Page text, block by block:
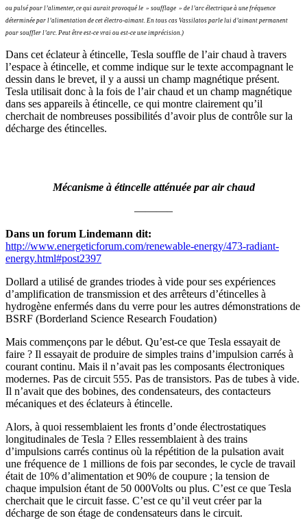
ou pulsé pour l’alimenter, ce qui aurait provoqué le » soufflage » de l’arc électrique à une fréquence
déterminée par l’alimentation de cet électro-aimant. En tous cas Vassilatos parle lui d’aimant permanent
pour souffler l’arc. Peut être est-ce vrai ou est-ce une imprécision.)
Dans cet éclateur à étincelle, Tesla souffle de l’air chaud à travers
l’espace à étincelle, et comme indique sur le texte accompagnant le
dessin dans le brevet, il y a aussi un champ magnétique présent.
Tesla utilisait donc à la fois de l’air chaud et un champ magnétique
dans ses appareils à étincelle, ce qui montre clairement qu’il
cherchait de nombreuses possibilités d’avoir plus de contrôle sur la
décharge des étincelles.
Mécanisme à étincelle atténuée par air chaud
———–
Dans un forum Lindemann dit:
http://www.energeticforum.com/renewable-energy/473-radiant-
energy.html#post2397
Dollard a utilisé de grandes triodes à vide pour ses expériences
d’amplification de transmission et des arrêteurs d’étincelles à
hydrogène enfermés dans du verre pour les autres démonstrations de
BSRF (Borderland Science Research Foudation)
Mais commençons par le début. Qu’est-ce que Tesla essayait de
faire ? Il essayait de produire de simples trains d’impulsion carrés à
courant continu. Mais il n’avait pas les composants électroniques
modernes. Pas de circuit 555. Pas de transistors. Pas de tubes à vide.
Il n’avait que des bobines, des condensateurs, des contacteurs
mécaniques et des éclateurs à étincelle.
Alors, à quoi ressemblaient les fronts d’onde électrostatiques
longitudinales de Tesla ? Elles ressemblaient à des trains
d’impulsions carrés continus où la répétition de la pulsation avait
une fréquence de 1 millions de fois par secondes, le cycle de travail
était de 10% d’alimentation et 90% de coupure ; la tension de
chaque impulsion étant de 50 000Volts ou plus. C’est ce que Tesla
cherchait que le circuit fasse. C’est ce qu’il veut créer par la
décharge de son étage de condensateurs dans le circuit.